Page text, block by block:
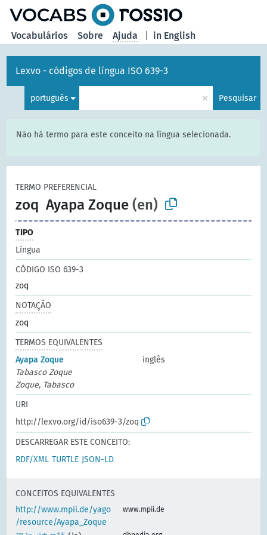
in English
Vocabulários Sobre Ajuda
Lexvo - códigos de língua ISO 639-3
português × Pesquisar
Não há termo para este conceito na língua selecionada.
TERMO PREFERENCIAL
zoq Ayapa Zoque (en)
TIPO
Língua
CÓDIGO ISO 639-3
zoq
NOTAÇÃO
zoq
TERMOS EQUIVALENTES
Ayapa Zoque
inglês
Tabasco Zoque
Zoque, Tabasco
URI
http://lexvo.org/id/iso639-3/zoq
DESCARREGAR ESTE CONCEITO:
RDF/XML TURTLE JSON-LD
CONCEITOS EQUIVALENTES
http://www.mpii.de/yago
/resource/Ayapa_Zoque
www.mpii.de